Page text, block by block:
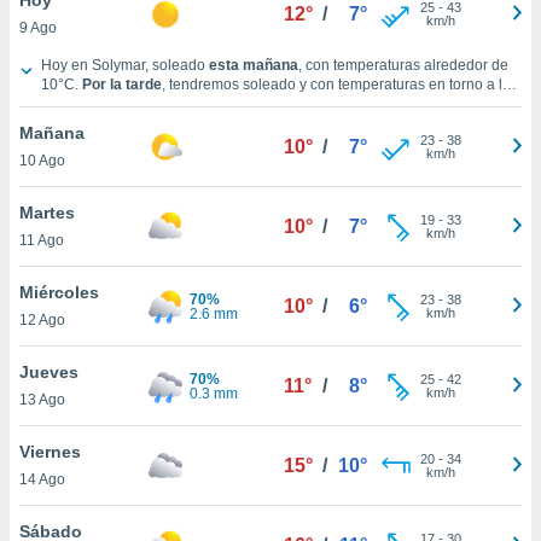
y
nuestra
cookies
aceptar
9 Ago
12° / 7° 25- 43
km/h
Tiempo en Solymar hoy
Hoy en Solymar, soleado esta mañana, con temperaturas alrededor de
10°C. Por la tarde, tendremos soleado y con temperaturas en torno a los
11°C.Durante la noche, habrá nubes y claros con temperaturas
cercanas a los
velocidad media de25 km/h
Mañana
10 Ago
10° / 7° 23- 38
km/h
Martes
11 Ago
10° / 7° 19- 33
km/h
Miércoles
12 Ago
70%
2.6 mm
10° / 6° 23- 38
km/h
Jueves
13 Ago
70%
0.3 mm
11° / 8° 25- 42
km/h
Viernes
14 Ago
15° / 10° 20- 34
km/h
Sábado 17- 30